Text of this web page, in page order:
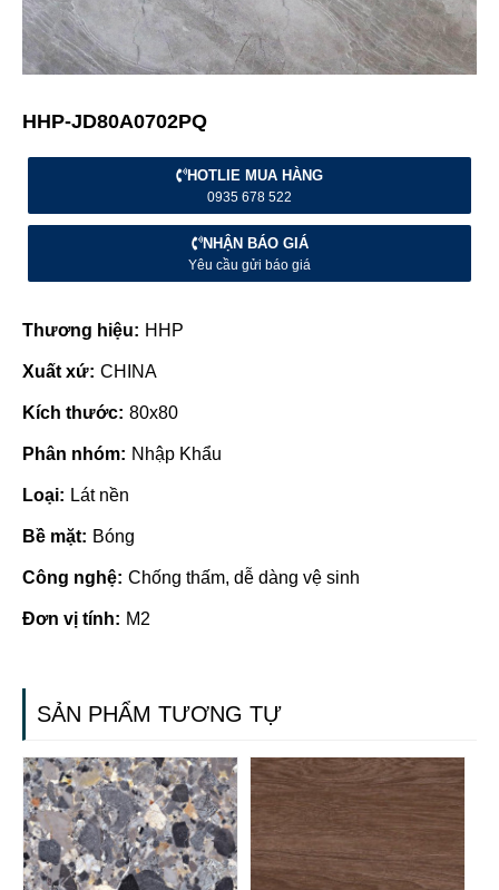
HHP-JD80A0702PQ
HOTLIE MUA HÀNG
0935 678 522
NHẬN BÁO GIÁ
Yêu cầu gửi báo giá
Thương hiệu: HHP
Xuất xứ: CHINA
Kích thước: 80x80
Phân nhóm: Nhập Khẩu
Loại: Lát nền
Bề mặt: Bóng
Công nghệ: Chống thấm, dễ dàng vệ sinh
Đơn vị tính: M2
SẢN PHẨM TƯƠNG TỰ